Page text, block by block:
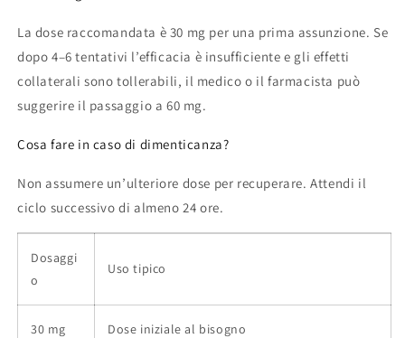
La dose raccomandata è 30 mg per una prima assunzione. Se
dopo 4–6 tentativi l’efficacia è insufficiente e gli effetti
collaterali sono tollerabili, il medico o il farmacista può
suggerire il passaggio a 60 mg.
Cosa fare in caso di dimenticanza?
Non assumere un’ulteriore dose per recuperare. Attendi il
ciclo successivo di almeno 24 ore.
Dosaggi
o
Uso tipico
30 mg Dose iniziale al bisogno